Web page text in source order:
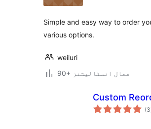
Simple and easy way to order
various options.
weiluri
90+ فعال انسٹالیشنز
Custom
(3